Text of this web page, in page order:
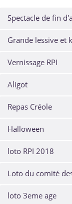
Spectacle de fin
Grande lessive et
Vernissage RPI
Aligot
Repas Créole
Halloween
loto RPI 2018
Loto du comité
loto 3eme age